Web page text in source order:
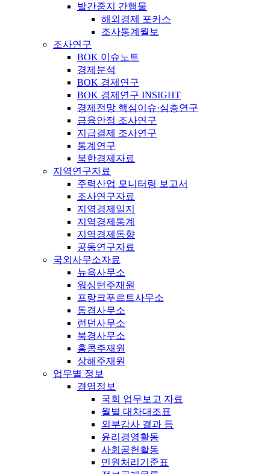
발간중지 간행물
해외경제 포커스
조사통계월보
조사연구
BOK 이슈노트
경제분석
BOK 경제연구
BOK 경제연구 INSIGHT
경제전망 핵심이슈·심층연구
금융안정 조사연구
지급결제 조사연구
통계연구
북한경제자료
지역연구자료
주력산업 모니터링 보고서
조사연구자료
지역경제일지
지역경제통계
지역경제동향
공동연구자료
국외사무소자료
뉴욕사무소
워싱턴주재원
프랑크푸르트사무소
동경사무소
런던사무소
북경사무소
홍콩주재원
상해주재원
업무별 정보
경영정보
국회 업무보고 자료
월별 대차대조표
외부감사 결과 등
윤리경영활동
사회공헌활동
민원처리기준표